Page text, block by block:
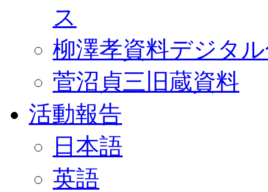
ス
柳澤孝資料デジタ
菅沼貞三旧蔵資料
活動報告
日本語
英語